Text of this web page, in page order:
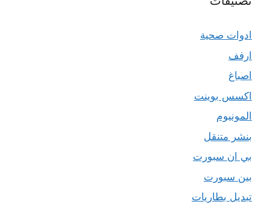
ادوات صحية
ارفف
اصباغ
اكسس بوينت
المونيوم
بنشر متنقل
بي ان سبورت
بين سبورت
تبديل بطاريات